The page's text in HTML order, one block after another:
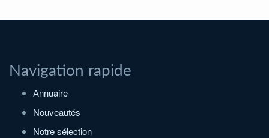
Navigation rapide
Annuaire
Nouveautés
Notre sélection